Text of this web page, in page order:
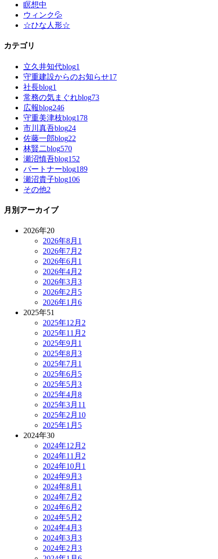
瞑想中
ウィンク💦
☆ひな人形☆
カテゴリ
立久井知代blog1
守重建設からのお知らせ17
社長blog1
常務の気まぐれblog73
広報blog246
守重美津枝blog178
市川真吾blog24
佐藤一郎blog22
林賢二blog570
瀬沼慎吾blog152
パートナーblog189
瀬沼貴子blog106
その他2
月別アーカイブ
2026年20
2026年8月 1
2026年7月 2
2026年6月 1
2026年4月 2
2026年3月 3
2026年2月 5
2026年1月 6
2025年51
2025年12月 2
2025年11月 2
2025年9月 1
2025年8月 3
2025年7月 1
2025年6月 5
2025年5月 3
2025年4月 8
2025年3月 11
2025年2月 10
2025年1月 5
2024年30
2024年12月 2
2024年11月 2
2024年10月 1
2024年9月 3
2024年8月 1
2024年7月 2
2024年6月 2
2024年5月 2
2024年4月 3
2024年3月 3
2024年2月 3